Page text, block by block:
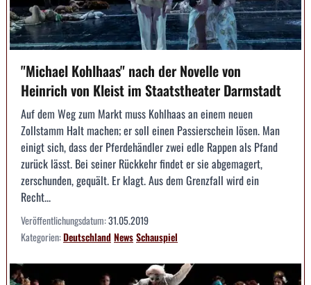
"Michael Kohlhaas" nach der Novelle von
Heinrich von Kleist im Staatstheater Darmstadt
Auf dem Weg zum Markt muss Kohlhaas an einem neuen
Zollstamm Halt machen; er soll einen Passierschein lösen. Man
einigt sich, dass der Pferdehändler zwei edle Rappen als Pfand
zurück lässt. Bei seiner Rückkehr findet er sie abgemagert,
zerschunden, gequält. Er klagt. Aus dem Grenzfall wird ein
Recht...
Veröffentlichungsdatum:31.05.2019
Kategorien:DeutschlandNewsSchauspiel